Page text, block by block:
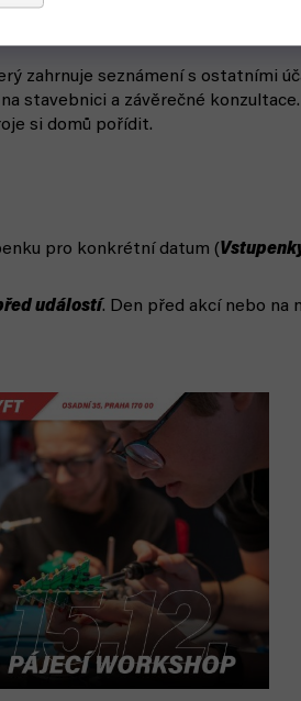
(pouze
zahrnuje seznámení s ostatními
stavebnici a závěrečné
si domů pořídit.
pro konkrétní datum (
událostí. Den před akcí nebo na